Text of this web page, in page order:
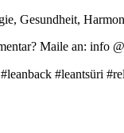
Gesundheit,
Maile an: info
#leantsüri